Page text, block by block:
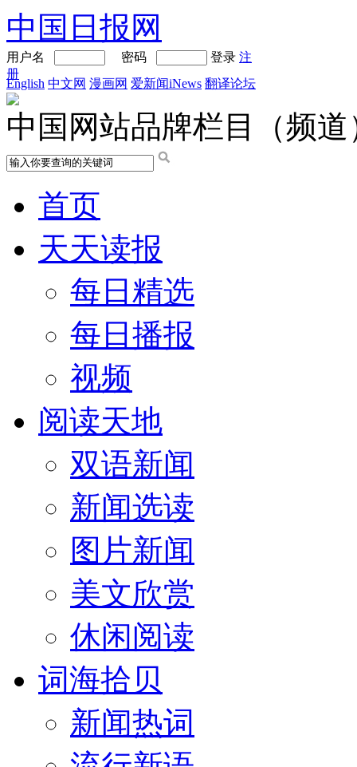
中国日报网
用户名 密码 登录 注
册
English 中文网 漫画网 爱新闻iNews 翻译论坛
中国网站品牌栏目（频道
首页
天天读报
每日精选
每日播报
视频
阅读天地
双语新闻
新闻选读
图片新闻
美文欣赏
休闲阅读
词海拾贝
新闻热词